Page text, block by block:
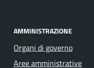
AMMINISTRAZIONE
Organi di governo
Aree amministrative